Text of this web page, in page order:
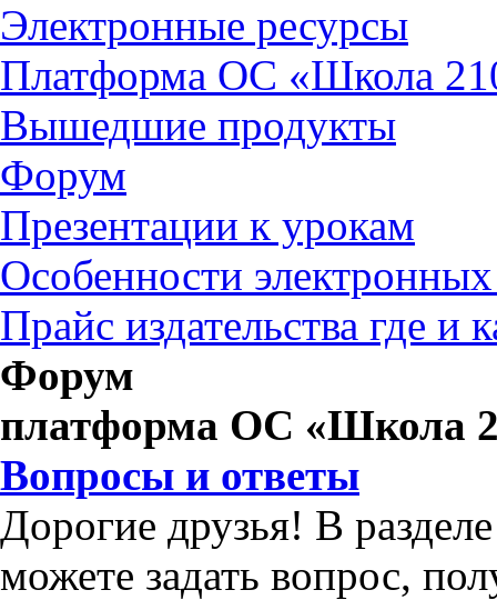
Электронные ресурсы
Платформа ОС «Школа
Вышедшие продукты
Форум
Презентации к урокам
Особенности
Прайс издательства где и
Форум
платформа ОС «Школа
Вопросы и ответы
Дорогие друзья! В
можете задать вопрос,